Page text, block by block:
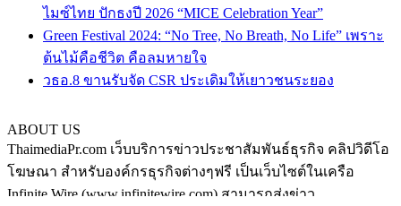
ไมซ์ไทย ปักธงปี 2026 “MICE Celebration Year”
Green Festival 2024: “No Tree, No Breath, No Life” เพราะ
ต้นไม้คือชีวิต คือลมหายใจ
วธอ.8 ขานรับจัด CSR ประเดิมให้เยาวชนระยอง
ABOUT US
ThaimediaPr.com เว็บบริการข่าวประชาสัมพันธ์ธุรกิจ คลิปวิดีโอ
โฆษณา สำหรับองค์กรธุรกิจต่างๆฟรี เป็นเว็บไซต์ในเครือ
Infinite Wire (www.infinitewire.com) สามารถส่งข่าว